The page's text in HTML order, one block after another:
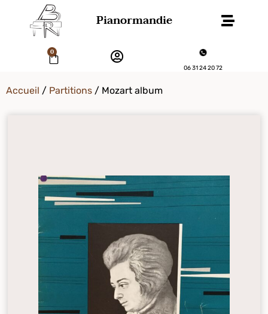
Pianormandie
0
06 31 24 20 72
Accueil / Partitions / Mozart album